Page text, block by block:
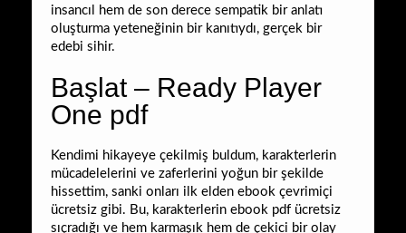
insancıl hem de son derece sempatik bir anlatı
oluşturma yeteneğinin bir kanıtıydı, gerçek bir
edebi sihir.
Başlat – Ready Player
One pdf
Kendimi hikayeye çekilmiş buldum, karakterlerin
mücadelelerini ve zaferlerini yoğun bir şekilde
hissettim, sanki onları ilk elden ebook çevrimiçi
ücretsiz gibi. Bu, karakterlerin ebook pdf ücretsiz
sıçradığı ve hem karmaşık hem de çekici bir olay